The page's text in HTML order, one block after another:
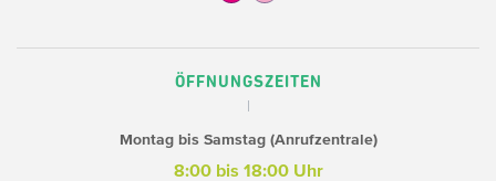
ÖFFNUNGSZEITEN
Montag bis Samstag (Anrufzentrale)
8:00 bis 18:00 Uhr